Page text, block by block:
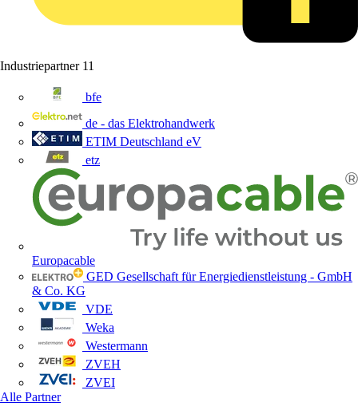
Industriepartner 11
bfe
de - das Elektrohandwerk
ETIM Deutschland eV
etz
Europacable
GED Gesellschaft für Energiedienstleistung - GmbH
& Co. KG
VDE
Weka
Westermann
ZVEH
ZVEI
Alle Partner